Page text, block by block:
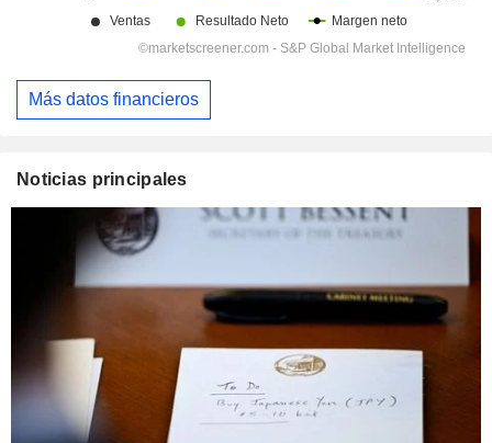
Más datos financieros
Noticias principales